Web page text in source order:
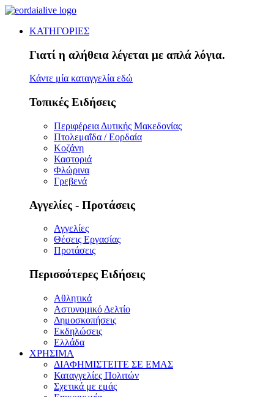
ΚΑΤΗΓΟΡΙΕΣ
Γιατί η αλήθεια λέγεται με απλά λόγια.
Κάντε μία καταγγελία εδώ
Τοπικές Ειδήσεις
Περιφέρεια Δυτικής Μακεδονίας
Πτολεμαΐδα / Εορδαία
Κοζάνη
Καστοριά
Φλώρινα
Γρεβενά
Αγγελίες - Προτάσεις
Αγγελίες
Θέσεις Εργασίας
Προτάσεις
Περισσότερες Ειδήσεις
Αθλητικά
Αστυνομικό Δελτίο
Δημοσκοπήσεις
Εκδηλώσεις
Ελλάδα
ΧΡΗΣΙΜΑ
ΔΙΑΦΗΜΙΣΤΕΙΤΕ ΣΕ ΕΜΑΣ
Καταγγελίες Πολιτών
Σχετικά με εμάς